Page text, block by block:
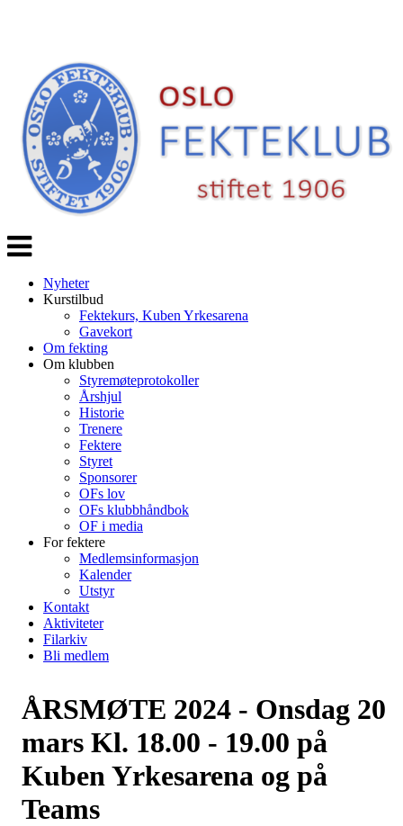
Veksle
navigasjon
Nyheter
Kurstilbud
Fektekurs, Kuben Yrkesarena
Gavekort
Om fekting
Om klubben
Styremøteprotokoller
Årshjul
Historie
Trenere
Fektere
Styret
Sponsorer
OFs lov
OFs klubbhåndbok
OF i media
For fektere
Medlemsinformasjon
Kalender
Utstyr
Kontakt
Aktiviteter
Filarkiv
Bli medlem
ÅRSMØTE 2024 - Onsdag 20
mars Kl. 18.00 - 19.00 på
Kuben Yrkesarena og på
Teams